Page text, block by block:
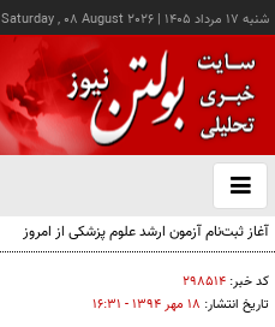
شنبه ۱۷ مرداد ۱۴۰۵ |
Saturday , 08 August 2026
باز
و
آغاز ثبت‌نام آزمون ارشد علوم پزشکی از امروز
کد خبر: ۲۹۸۵۱۴
تاریخ انتشار: ۱۸ مهر ۱۳۹۴ - ۱۶:۳۱